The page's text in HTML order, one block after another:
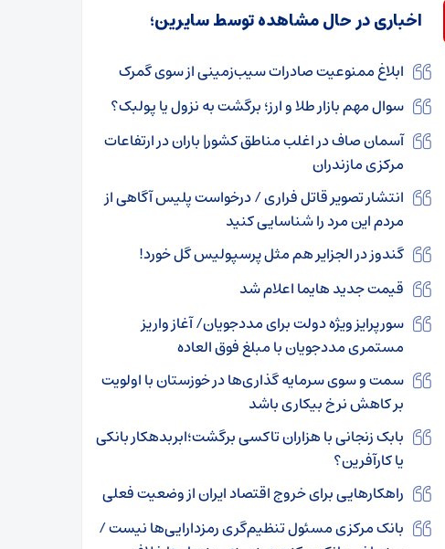
اخباری در حال مشاهده توسط سایرین؛
ابلاغ ممنوعیت صادرات سیب‌زمینی از سوی گمرک
سوال مهم بازار طلا و ارز؛ برگشت به نزول یا پولبک؟
آسمان صاف در اغلب مناطق کشور| باران در ارتفاعات
مرکزی مازندران
انتشار تصویر قاتل فراری / درخواست پلیس آگاهی از
مردم این مرد را شناسایی کنید
گندوز در الجزایر هم مثل پرسپولیس گل خورد!
قیمت جدید هایما اعلام شد
سورپرایز ویژه دولت برای مددجویان/ آغاز واریز
مستمری مددجویان با مبلغ فوق العاده
سمت و سوی سرمایه گذاری‌ها در خوزستان با اولویت
بر کاهش نرخ بیکاری باشد
بابک زنجانی با هزاران تاکسی برگشت؛ابربدهکار بانکی
یا کارآفرین؟
راهکارهایی برای خروج اقتصاد ایران از وضعیت فعلی
بانک مرکزی مسئول تنظیم‌گری رمزدارایی‌ها نیست /